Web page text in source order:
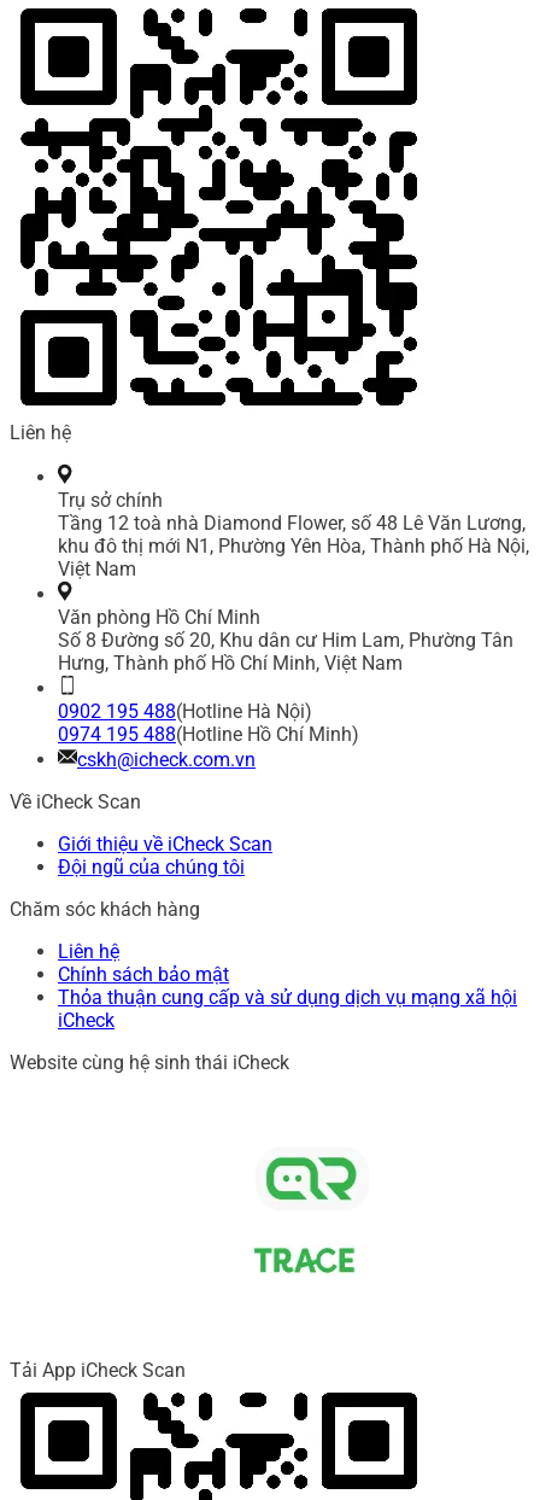
Liên hệ
Trụ sở chính
Tầng 12 toà nhà Diamond Flower, số 48 Lê Văn Lương,
khu đô thị mới N1, Phường Yên Hòa, Thành phố Hà Nội,
Việt Nam
Văn phòng Hồ Chí Minh
Số 8 Đường số 20, Khu dân cư Him Lam, Phường Tân
Hưng, Thành phố Hồ Chí Minh, Việt Nam
0902 195 488(Hotline Hà Nội)
0974 195 488(Hotline Hồ Chí Minh)
cskh@icheck.com.vn
Về iCheck Scan
Giới thiệu về iCheck Scan
Đội ngũ của chúng tôi
Chăm sóc khách hàng
Liên hệ
Chính sách bảo mật
Thỏa thuận cung cấp và sử dụng dịch vụ mạng xã hội
iCheck
Website cùng hệ sinh thái iCheck
Tải App iCheck Scan